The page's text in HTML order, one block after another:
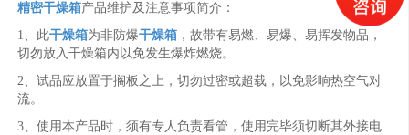
精密干燥箱产品维护及注意事项简介：
1、此干燥箱为非防爆干燥箱 ，故带有易燃、易爆、易挥发物品，
切勿放入干燥箱内以免发生爆炸燃烧。
2、试品应放置于搁板之上，切勿过密或超载，以免影响热空气对
流。
3、使用本产品时，须有专人负责看管，使用完毕须切断其外接电